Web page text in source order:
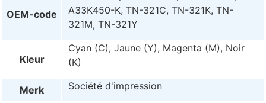
OEM-code
A33K450-K, TN-321C, TN-321K, TN-
321M, TN-321Y
Kleur
Cyan (C), Jaune (Y), Magenta (M), Noir
(K)
Merk Société d'impression